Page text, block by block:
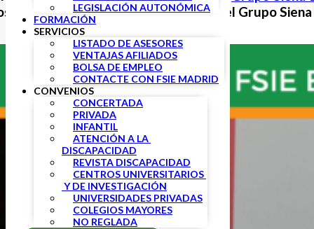
LEGISLACIÓN AUTONÓMICA
FORMACIÓN
SERVICIOS
LISTADO DE ASESORES
VENTAJAS AFILIADOS
BOLSA DE EMPLEO
CONTACTE CON FSIE MADRID
CONVENIOS
CONCERTADA
PRIVADA
INFANTIL
ATENCIÓN A LA
DISCAPACIDAD
REVISTA DISCAPACIDAD
CENTROS UNIVERSITARIOS
Y DE INVESTIGACIÓN
UNIVERSIDADES PRIVADAS
COLEGIOS MAYORES
NO REGLADA
Maria de Moya, director general del Grupo